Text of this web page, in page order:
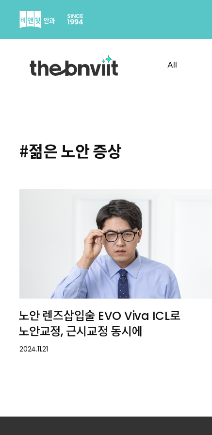
content
All
#젊은 노안 증상
노안 렌즈삽입술 EVO Viva ICL로
노안교정, 근시교정 동시에
2024.11.21